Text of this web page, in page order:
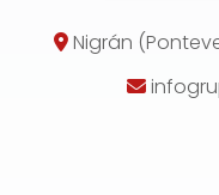
Nigrán